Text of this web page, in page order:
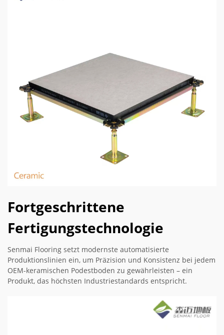
Fortgeschrittene
Fertigungstechnologie
Senmai Flooring setzt modernste automatisierte
Produktionslinien ein, um Präzision und Konsistenz bei jedem
OEM-keramischen Podestboden zu gewährleisten – ein
Produkt, das höchsten Industriestandards entspricht.